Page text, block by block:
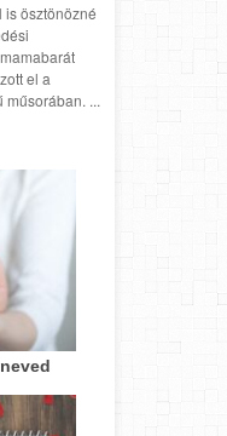
is ösztönözné
el a
műsorában. ...